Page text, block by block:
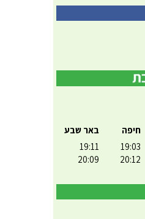
חיפה
19:03
20:12
באר שבע
19:11
20:09